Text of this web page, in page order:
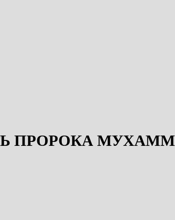
ПРОРОКА